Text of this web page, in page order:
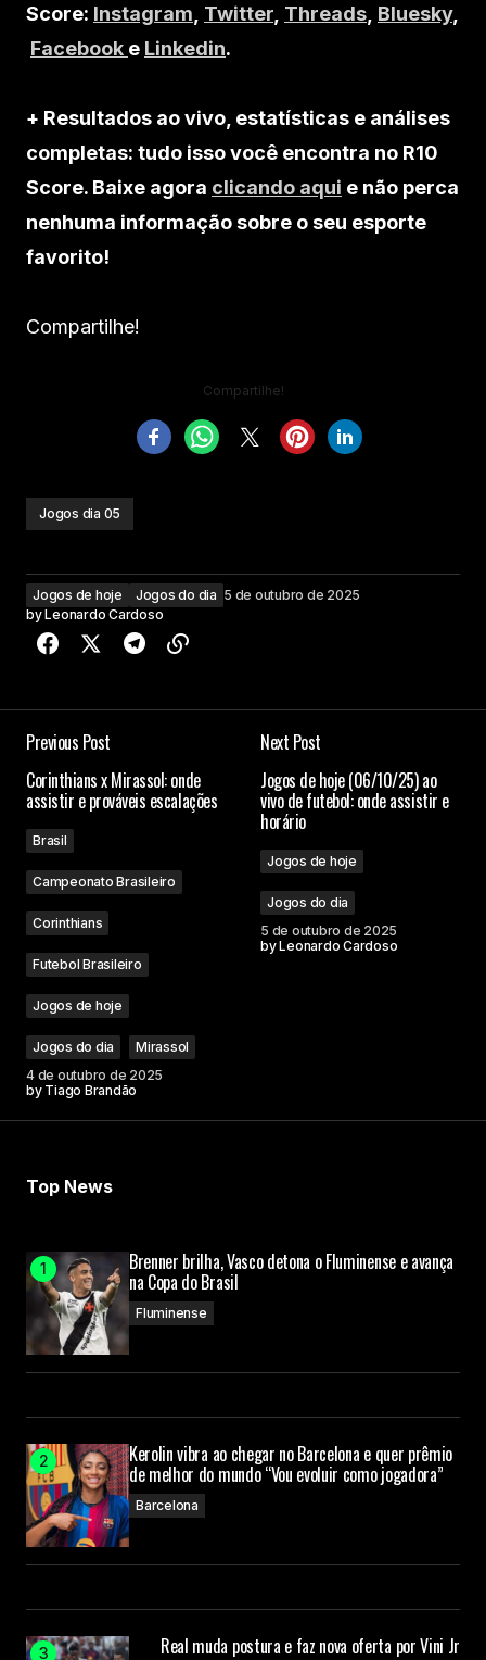
Score: Instagram Twitter Threads Bluesky,
Facebook e Linkedin.
+ Resultados ao vivo, estatísticas e análises
completas: tudo isso você encontra no R10
Score. Baixe agora clicando aqui e não perca
nenhuma informação sobre o seu esporte
favorito!
Compartilhe!
Compartilhe!
Jogos dia 05
Jogos de hoje Jogos do dia 5 de outubro de 2025
byLeonardo Cardoso
Previous Post
Corinthians x Mirassol: onde
assistir e prováveis escalações
Brasil
Campeonato Brasileiro
Corinthians
Futebol Brasileiro
Jogos de hoje
Jogos do dia
Mirassol
4 de outubro de 2025
by Tiago Brandão
Next Post
Jogos de hoje (06/10/25) ao
vivo de futebol: onde assistir e
horário
Jogos de hoje
Jogos do dia
5 de outubro de 2025
byLeonardo Cardoso
Top News
Brenner brilha, Vasco detona o Fluminense e avança
na Copa do Brasil
Fluminense
Kerolin vibra ao chegar no Barcelona e quer prêmio
de melhor do mundo “Vou evoluir como jogadora”
Barcelona
Real muda postura e faz nova oferta por Vini Jr